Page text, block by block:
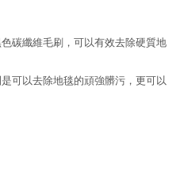
碳纖維毛刷，可以有效去除硬質地
可以去除地毯的頑強髒污，更可以